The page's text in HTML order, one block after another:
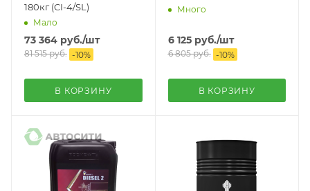
180кг (CI-4/SL)
Мало
73 364 руб./шт
81 515руб. -10%
В КОРЗИНУ
Много
6 125руб./шт
6 805руб. -10%
В КОРЗИНУ